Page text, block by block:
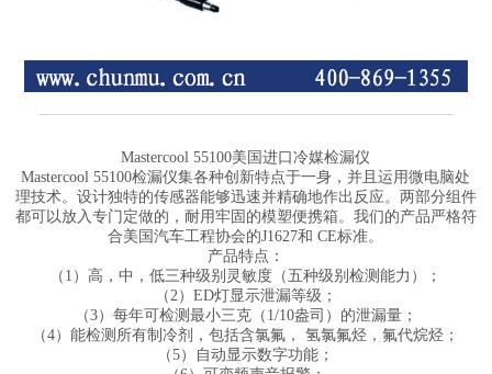
Mastercool 55100美国进口冷媒检漏仪
Mastercool55100检漏仪集各种创新特点于一身，并且运用微电脑处
理技术。设计独特的传感器能够迅速并精确地作出反应。两部分组件
都可以放入专门定做的，耐用牢固的模塑便携箱。我们的产品严格符
合美国汽车工程协会的J1627和 CE标准。
产品特点：
（1） 高，中，低三种级别灵敏度（五种级别检测能力 ）；
（2） ED灯显示泄漏等级 ；
（3） 每年可检测最小三克（1/10盎司）的泄漏量；
（4）能检测所有制冷剂，包括含氯氟， 氢氯氟烃，氟代烷烃 ；
（5）自动显示数字功能；